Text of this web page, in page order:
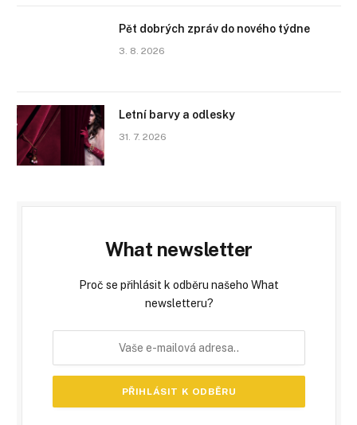
Pět dobrých zpráv do nového týdne
3. 8. 2026
Letní barvy a odlesky
31. 7. 2026
What newsletter
Proč se přihlásit k odběru našeho What
newsletteru?